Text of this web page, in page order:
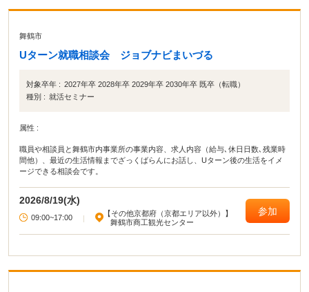
舞鶴市
Uターン就職相談会 ジョブナビまいづる
対象卒年 : 2027年卒 2028年卒 2029年卒 2030年卒 既卒（転職）
種別 : 就活セミナー
属性 :
職員や相談員と舞鶴市内事業所の事業内容、求人内容（給与､休日日数､残業時
間他）、最近の生活情報までざっくばらんにお話し、Uターン後の生活をイメ
ージできる相談会です。
2026/8/19(水)
09:00~17:00 |
【その他京都府（京都エリア以外）】
舞鶴市商工観光センター
参加